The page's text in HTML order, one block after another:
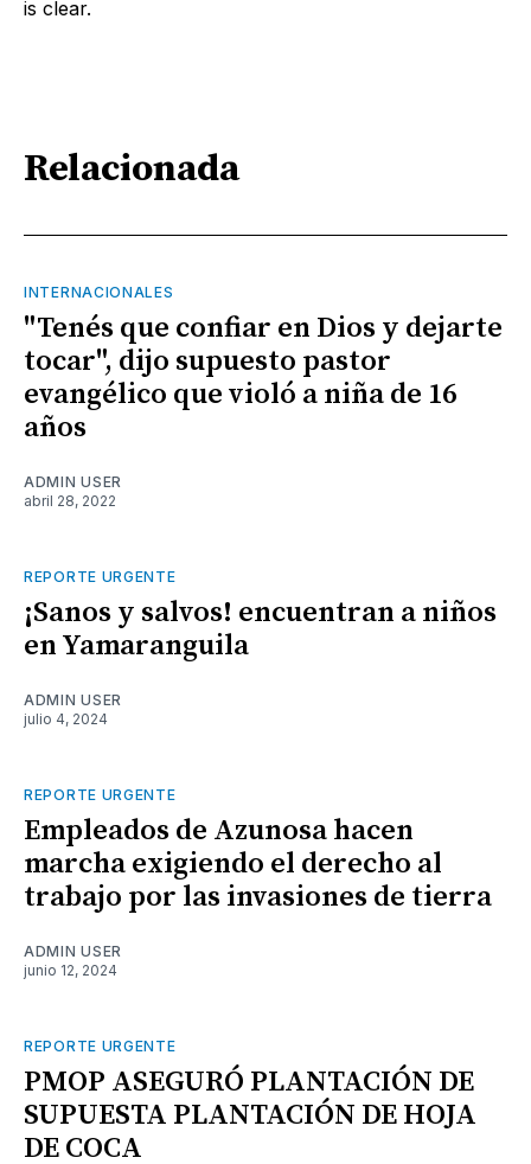
is clear.
Relacionada
INTERNACIONALES
"Tenés que confiar en Dios y dejarte
tocar", dijo supuesto pastor
evangélico que violó a niña de 16
años
ADMIN USER
abril 28, 2022
REPORTE URGENTE
¡Sanos y salvos! encuentran a niños
en Yamaranguila
ADMIN USER
julio 4, 2024
REPORTE URGENTE
Empleados de Azunosa hacen
marcha exigiendo el derecho al
trabajo por las invasiones de tierra
ADMIN USER
junio 12, 2024
REPORTE URGENTE
PMOP ASEGURÓ PLANTACIÓN DE
SUPUESTA PLANTACIÓN DE HOJA
DE COCA